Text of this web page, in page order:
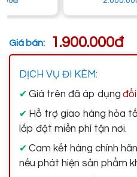
Giá bán: 1.900.000đ
DỊCH VỤ ĐI KÈM:
✔ Giá trên đã áp dụng
✔ Hỗ trợ giao hàng hỏa
lắp đặt miễn phí tận nơi.
✔ Cam kết hàng chính
nếu phát hiện sản phẩm